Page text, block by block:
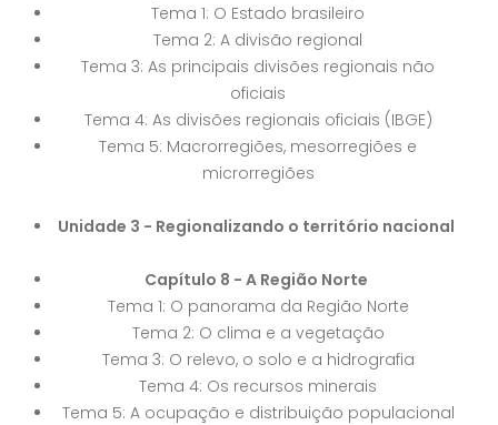
Tema 1: O Estado brasileiro
Tema 2: A divisão regional
Tema 3: As principais divisões regionais não
oficiais
Tema 4: As divisões regionais oficiais (IBGE)
Tema 5: Macrorregiões, mesorregiões e
microrregiões
Unidade 3 - Regionalizando o território nacional
Capítulo 8 - A Região Norte
Tema 1: O panorama da Região Norte
Tema 2: O clima e a vegetação
Tema 3: O relevo, o solo e a hidrografia
Tema 4: Os recursos minerais
Tema 5: A ocupação e distribuição populacional